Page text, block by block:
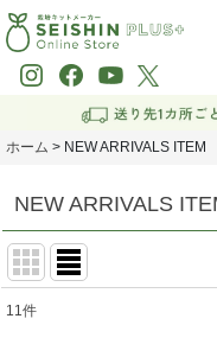
ホーム > NEW ARRIVALS ITEM
NEW ARRIVALS
11件